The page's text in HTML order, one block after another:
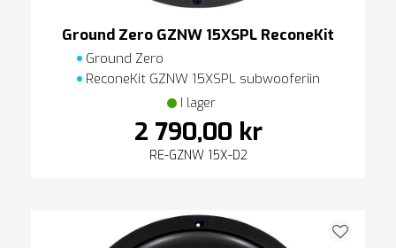
Ground Zero GZNW 15XSPL ReconeKit
Ground Zero
ReconeKit GZNW 15XSPL subwooferiin
I lager
2 790,00 kr
RE-GZNW 15X-D2